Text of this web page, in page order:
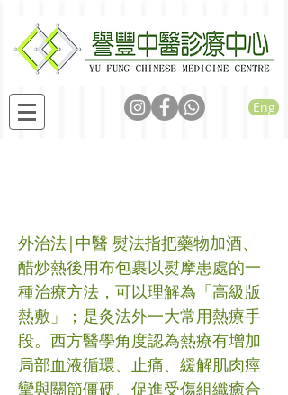
Eng
外治法|中醫 熨法指把藥物加酒、
醋炒熱後用布包裹以熨摩患處的一
種治療方法，可以理解為「高級版
熱敷」；是灸法外一大常用熱療手
段。西方醫學角度認為熱療有增加
局部血液循環、止痛、緩解肌肉痙
攣與關節僵硬、促進受傷組織癒合